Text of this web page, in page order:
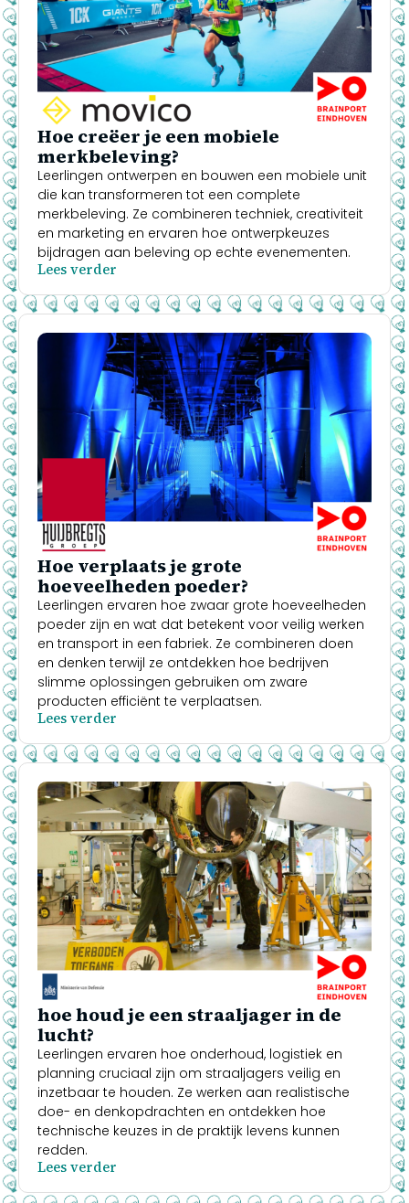
Hoe creëer je een mobiele
merkbeleving?
Leerlingen ontwerpen en bouwen een mobiele unit
die kan transformeren tot een complete
merkbeleving. Ze combineren techniek, creativiteit
en marketing en ervaren hoe ontwerpkeuzes
bijdragen aan beleving op echte evenementen.
Lees verder
Hoe verplaats je grote
hoeveelheden poeder?
Leerlingen ervaren hoe zwaar grote hoeveelheden
poeder zijn en wat dat betekent voor veilig werken
en transport in een fabriek. Ze combineren doen
en denken terwijl ze ontdekken hoe bedrijven
slimme oplossingen gebruiken om zware
producten efficiënt te verplaatsen.
Lees verder
hoe houd je een straaljager in de
lucht?
Leerlingen ervaren hoe onderhoud, logistiek en
planning cruciaal zijn om straaljagers veilig en
inzetbaar te houden. Ze werken aan realistische
doe- en denkopdrachten en ontdekken hoe
technische keuzes in de praktijk levens kunnen
redden.
Lees verder